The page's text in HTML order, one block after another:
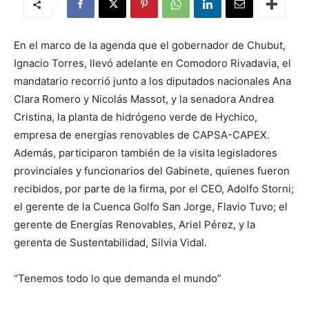
En el marco de la agenda que el gobernador de Chubut,
Ignacio Torres, llevó adelante en Comodoro Rivadavia, el
mandatario recorrió junto a los diputados nacionales Ana
Clara Romero y Nicolás Massot, y la senadora Andrea
Cristina, la planta de hidrógeno verde de Hychico,
empresa de energías renovables de CAPSA-CAPEX.
Además, participaron también de la visita legisladores
provinciales y funcionarios del Gabinete, quienes fueron
recibidos, por parte de la firma, por el CEO, Adolfo Storni;
el gerente de la Cuenca Golfo San Jorge, Flavio Tuvo; el
gerente de Energías Renovables, Ariel Pérez, y la
gerenta de Sustentabilidad, Silvia Vidal.
“Tenemos todo lo que demanda el mundo”